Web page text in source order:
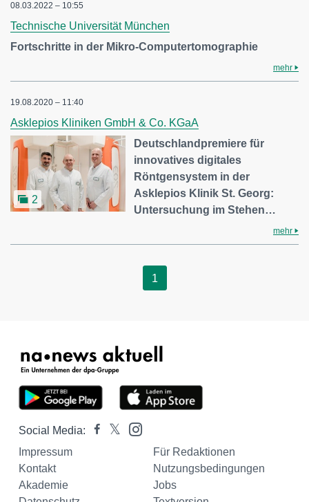
08.03.2022 – 10:55
Technische Universität München
Fortschritte in der Mikro-Computertomographie
mehr
19.08.2020 – 11:40
Asklepios Kliniken GmbH & Co. KGaA
2
Deutschlandpremiere für
innovatives digitales
Röntgensystem in der
Asklepios Klinik St. Georg:
Untersuchung im Stehen…
mehr
1
Social Media:
Impressum
Für Redaktionen
Kontakt
Nutzungsbedingungen
Akademie
Jobs